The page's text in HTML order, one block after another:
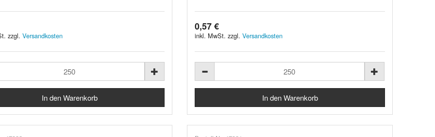
zzgl. Versandkosten
0,57 €
inkl. MwSt. zzgl.Versandkosten